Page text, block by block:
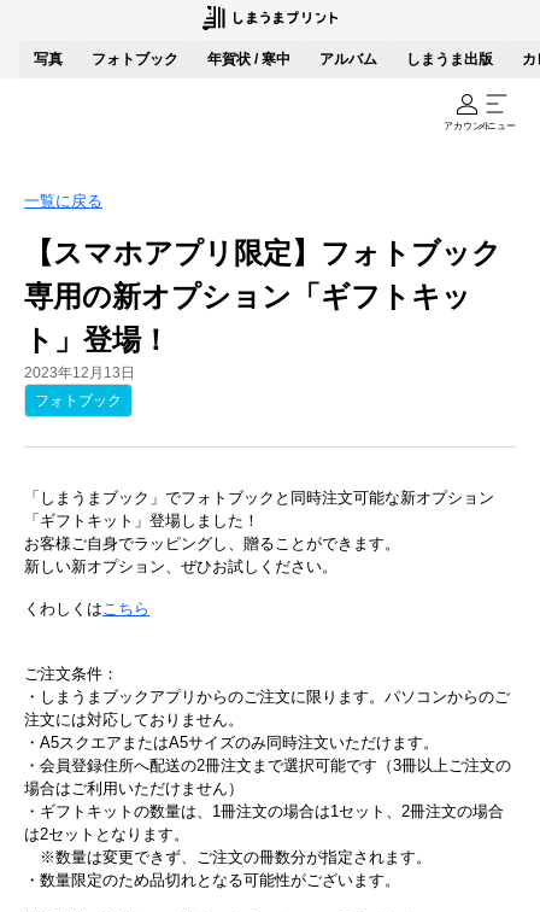
写真 フォトブック 年賀状 / 寒中 アルバム しまうま出版 カ
アカウントメニュー
一覧に戻る
【スマホアプリ限定】フォトブック
専用の新オプション「ギフトキッ
ト」登場！
2023年12月13日
フォトブック
「しまうまブック」でフォトブックと同時注文可能な新オプション
「ギフトキット」登場しました！
お客様ご自身でラッピングし、贈ることができます。
新しい新オプション、ぜひお試しください。
くわしくはこちら
ご注文条件：
・しまうまブックアプリからのご注文に限ります。パソコンからのご
注文には対応しておりません。
・A5スクエアまたはA5サイズのみ同時注文いただけます。
・会員登録住所へ配送の2冊注文まで選択可能です（3冊以上ご注文の
場合はご利用いただけません）
・ギフトキットの数量は、1冊注文の場合は1セット、2冊注文の場合
は2セットとなります。
※数量は変更できず、ご注文の冊数分が指定されます。
・数量限定のため品切れとなる可能性がございます。